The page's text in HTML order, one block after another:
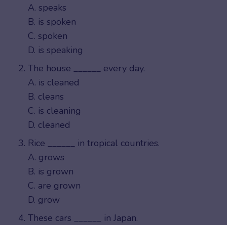
A. speaks
B. is spoken
C. spoken
D. is speaking
The house ______ every day.
A. is cleaned
B. cleans
C. is cleaning
D. cleaned
Rice ______ in tropical countries.
A. grows
B. is grown
C. are grown
D. grow
These cars ______ in Japan.